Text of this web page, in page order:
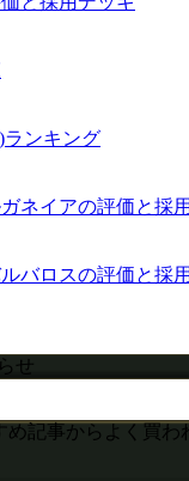
ランキング
ネイアの評価と採
バロスの評価と採
せ
め記事からよく買わ